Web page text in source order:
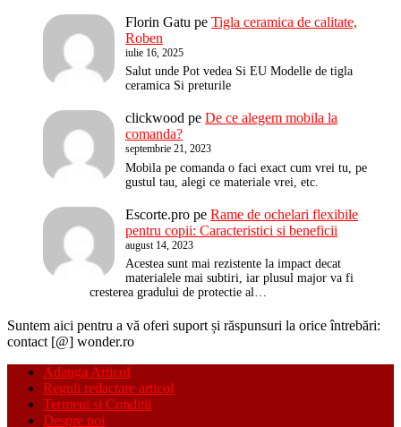
Florin Gatu pe Tigla ceramica de calitate,
Roben
iulie 16, 2025
Salut unde Pot vedea Si EU Modelle de tigla
ceramica Si preturile
clickwood pe De ce alegem mobila la
comanda?
septembrie 21, 2023
Mobila pe comanda o faci exact cum vrei tu, pe
gustul tau, alegi ce materiale vrei, etc.
Escorte.pro pe Rame de ochelari flexibile
pentru copii: Caracteristici si beneficii
august 14, 2023
Acestea sunt mai rezistente la impact decat
materialele mai subtiri, iar plusul major va fi
cresterea gradului de protectie al…
Suntem aici pentru a vă oferi suport și răspunsuri la orice întrebări:
contact [@] wonder.ro
Adauga Articol
Reguli redactare articol
Termeni si Conditii
Despre noi